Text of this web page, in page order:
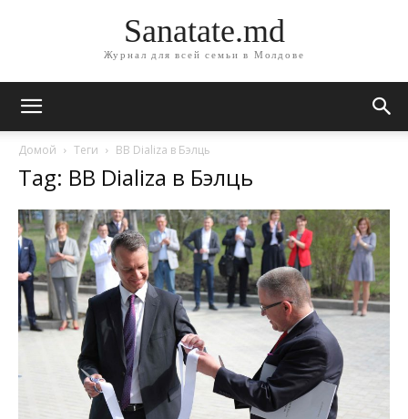
Sanatate.md
Журнал для всей семьи в Молдове
Домой Теги BB Dializa в Бэлць
Tag: BB Dializa в Бэлць